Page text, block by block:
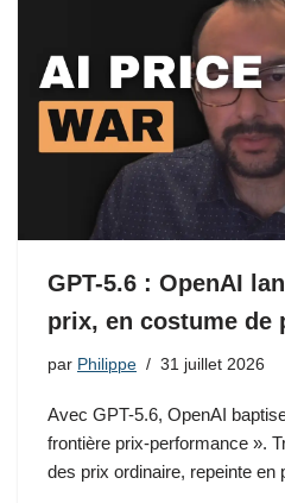
GPT-5.6 : OpenAI
prix, en costume de
par Philippe 31 juillet 2026
Avec GPT-5.6, OpenAI
frontière prix-performance ».
des prix ordinaire, repeinte en